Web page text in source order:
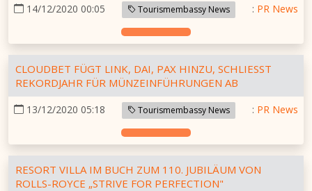
14/12/2020 00:05 Tourismembassy News : PR News
CLOUDBET FÜGT LINK, DAI, PAX HINZU, SCHLIESST R
EKORDJAHR FÜR MÜNZEINFÜHRUNGEN AB
13/12/2020 05:18 Tourismembassy News : PR News
RESORT VILLA IM BUCH ZUM 110. JUBILÄUM VON
ROLLS-ROYCE „STRIVE FOR PERFECTION"